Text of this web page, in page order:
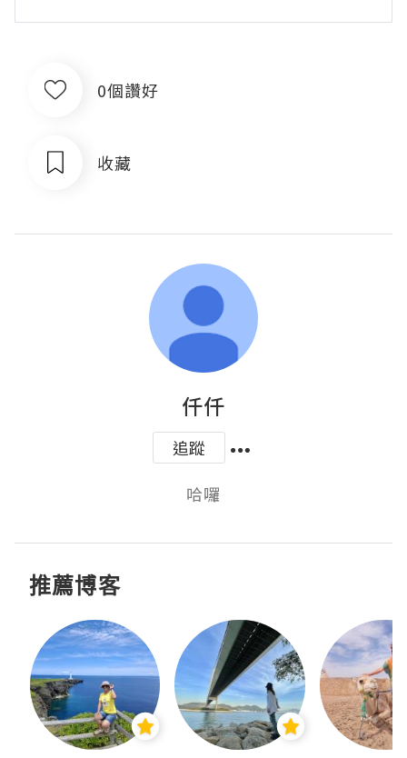
0個讚好
收藏
仟仟
追蹤
哈囉
推薦博客